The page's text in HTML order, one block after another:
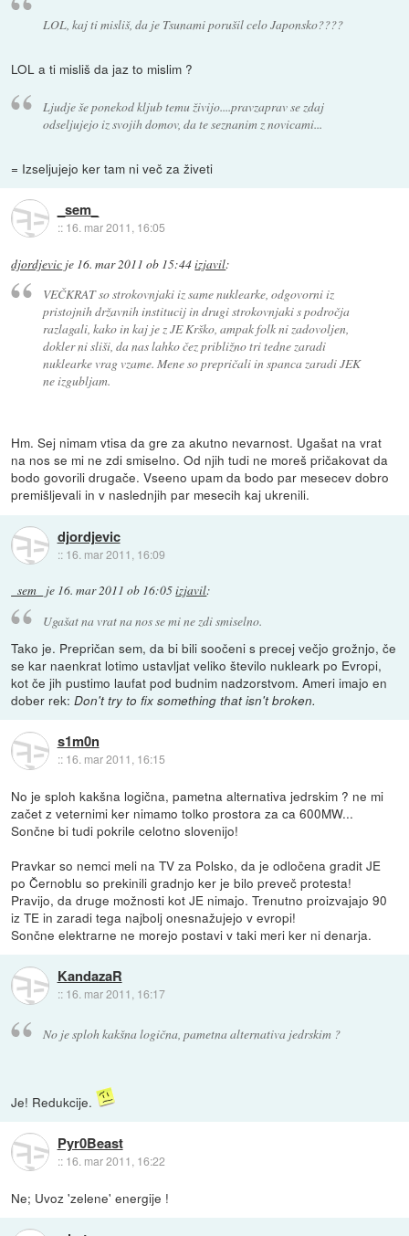
LOL, kaj ti misliš, da je Tsunami porušil celo Japonsko????
LOL a ti misliš da jaz to mislim ?
Ljudje še ponekod kljub temu živijo....pravzaprav se zdaj
odseljujejo iz svojih domov, da te seznanim z novicami...
= Izseljujejo ker tam ni več za živeti
_sem_
:: 16. mar 2011, 16:05
djordjevic je 16. mar 2011 ob 15:44izjavil:
VEČKRAT so strokovnjaki iz same nuklearke, odgovorni iz
pristojnih državnih institucij in drugi strokovnjaki s področja
razlagali, kako in kaj je z JE Krško, ampak folk ni zadovoljen,
dokler ni sliši, da nas lahko čez približno tri tedne zaradi
nuklearke vrag vzame. Mene so prepričali in spanca zaradi JEK
ne izgubljam.
Hm. Sej nimam vtisa da gre za akutno nevarnost. Ugašat na vrat
na nos se mi ne zdi smiselno. Od njih tudi ne moreš pričakovat da
bodo govorili drugače. Vseeno upam da bodo par mesecev dobro
premišljevali in v naslednjih par mesecih kaj ukrenili.
djordjevic
:: 16. mar 2011, 16:09
_sem_ je 16. mar 2011 ob 16:05izjavil:
Ugašat na vrat na nos se mi ne zdi smiselno.
Tako je. Prepričan sem, da bi bili soočeni s precej večjo grožnjo, če
se kar naenkrat lotimo ustavljat veliko število nukleark po Evropi,
kot če jih pustimo laufat pod budnim nadzorstvom. Ameri imajo en
dober rek:Don't try to fix something that isn't broken.
s1m0n
:: 16. mar 2011, 16:15
No je sploh kakšna logična, pametna alternativa jedrskim ? ne mi
začet z veternimi ker nimamo tolko prostora za ca 600MW...
Sončne bi tudi pokrile celotno slovenijo!
Pravkar so nemci meli na TV za Polsko, da je odločena gradit JE
po Černoblu so prekinili gradnjo ker je bilo preveč protesta!
Pravijo, da druge možnosti kot JE nimajo. Trenutno proizvajajo 90
iz TE in zaradi tega najbolj onesnažujejo v evropi!
Sončne elektrarne ne morejo postavi v taki meri ker ni denarja.
KandazaR
:: 16. mar 2011, 16:17
No je sploh kakšna logična, pametna alternativa jedrskim ?
Je! Redukcije.
Pyr0Beast
:: 16. mar 2011, 16:22
Ne; Uvoz 'zelene' energije !